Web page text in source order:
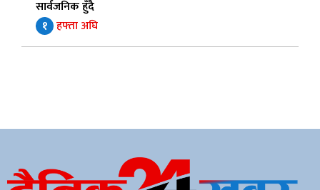
सार्वजनिक हुँदै
१ हफ्ता अघि